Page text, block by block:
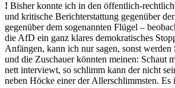
! Bisher konnte ich in den öffentlich-
und kritische Berichterstattung gegenüber
gegenüber dem sogenannten Flügel –
die AfD ein ganz klares demokratisches
Anfängen, kann ich nur sagen, sonst werden
und die Zuschauer könnten meinen: Schaut
nett interviewt, so schlimm kann der nicht
neben Höcke einer der Allerschlimmsten. Es